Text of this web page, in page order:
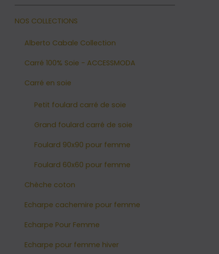
NOS COLLECTIONS
Alberto Cabale Collection
Carré 100% Soie - ACCESSMODA
Carré en soie
Petit foulard carré de soie
Grand foulard carré de soie
Foulard 90x90 pour femme
Foulard 60x60 pour femme
Chèche coton
Echarpe cachemire pour femme
Echarpe Pour Femme
Echarpe pour femme hiver